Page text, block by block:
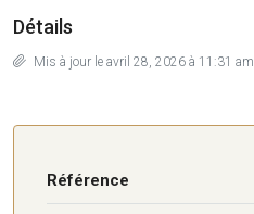
Détails
Mis à jour le avril 28, 2026 à 11:31 am
Référence